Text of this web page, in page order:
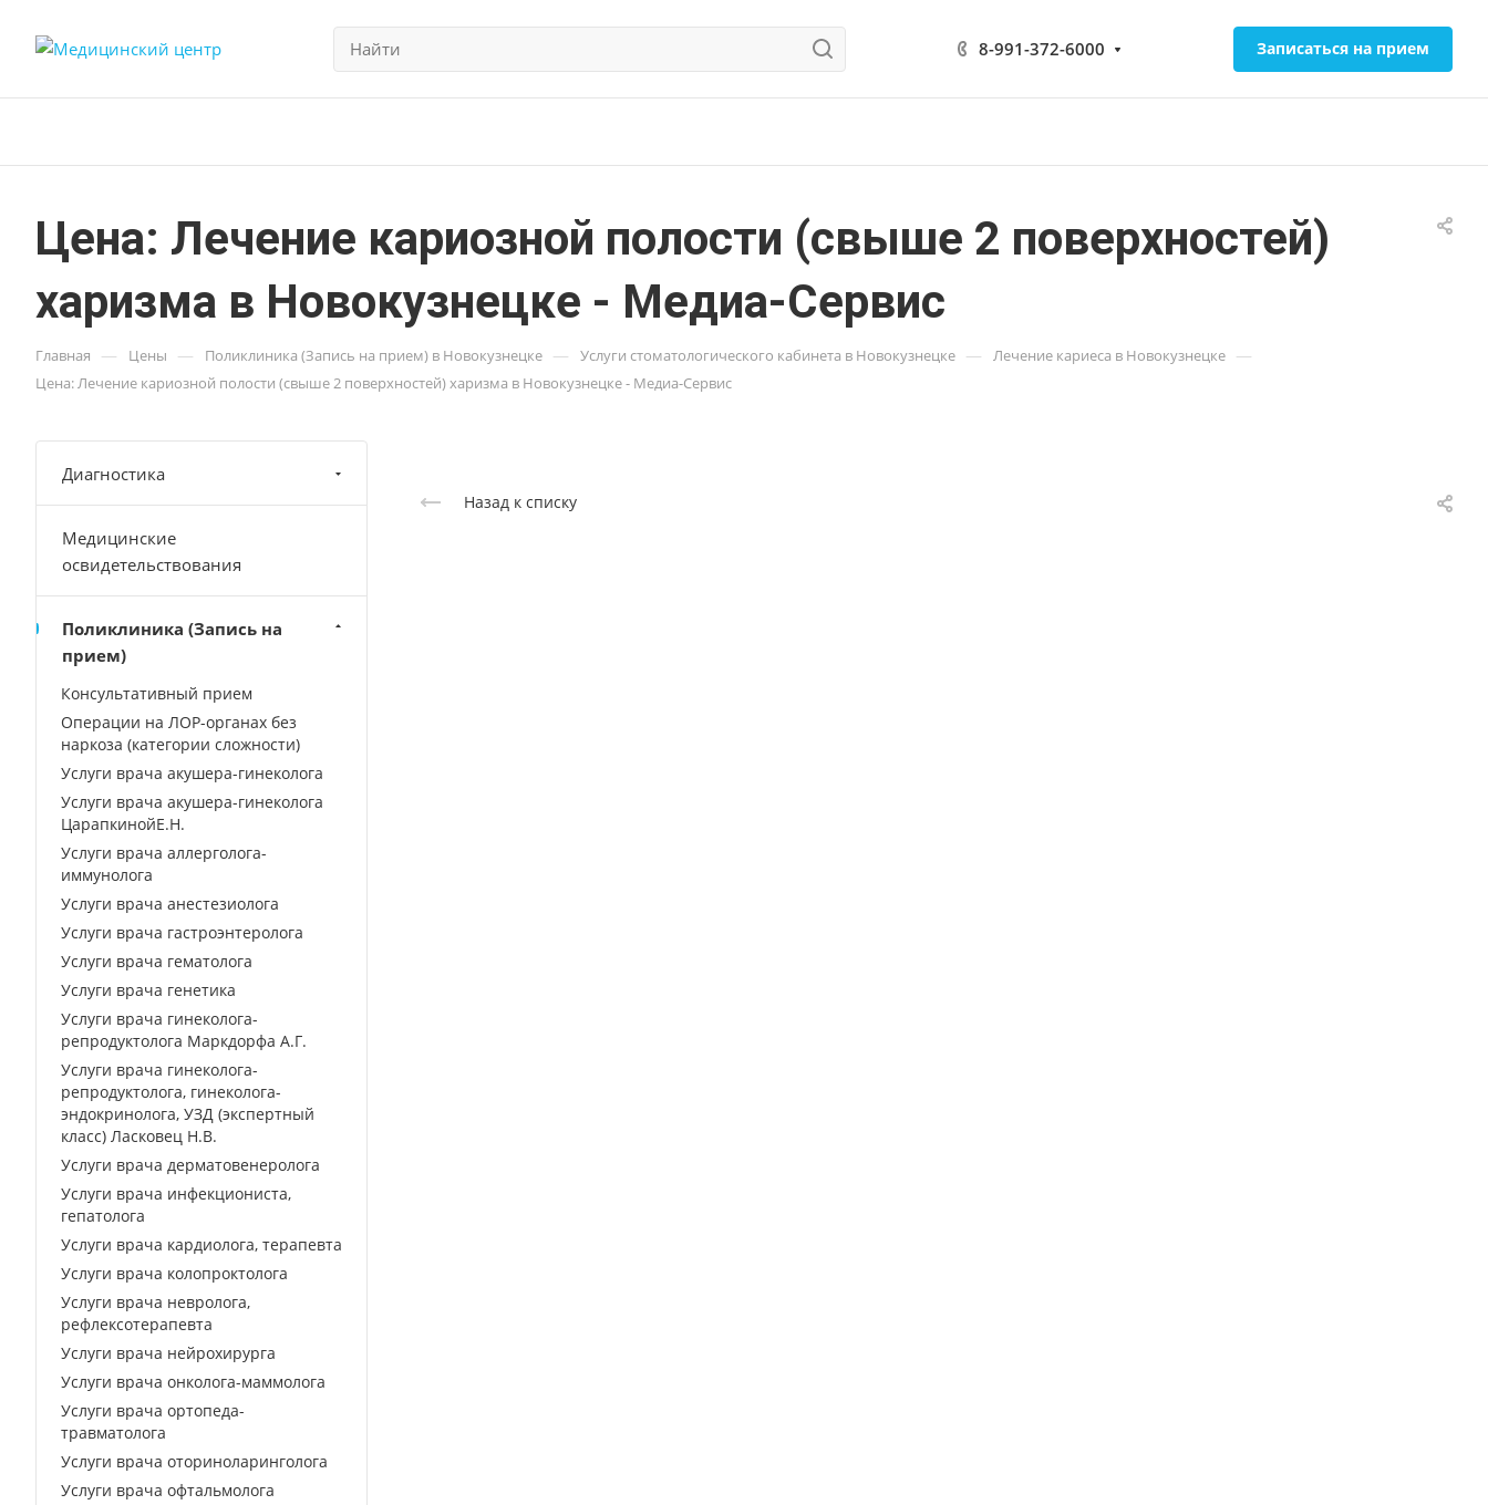
8-991-372-6000 Записаться на прием
Цена: Лечение кариозной полости (свыше 2 поверхностей)
харизма в Новокузнецке - Медиа-Сервис
Главная — Цены — Поликлиника (Запись на прием) в Новокузнецке — Услуги стоматологического кабинета в Новокузнецке — Лечение кариеса в Новокузнецке —
Цена: Лечение кариозной полости (свыше 2 поверхностей) харизма в Новокузнецке - Медиа-Сервис
Назад к списку
Диагностика
Медицинские
освидетельствования
Поликлиника (Запись на
прием)
Консультативный прием
Операции на ЛОР-органах без
наркоза (категории сложности)
Услуги врача акушера-гинеколога
Услуги врача акушера-гинеколога
ЦарапкинойЕ.Н.
Услуги врача аллерголога-
иммунолога
Услуги врача анестезиолога
Услуги врача гастроэнтеролога
Услуги врача гематолога
Услуги врача генетика
Услуги врача гинеколога-
репродуктолога Маркдорфа А.Г.
Услуги врача гинеколога-
репродуктолога, гинеколога-
эндокринолога, УЗД (экспертный
класс) Ласковец Н.В.
Услуги врача дерматовенеролога
Услуги врача инфекциониста,
гепатолога
Услуги врача кардиолога, терапевта
Услуги врача колопроктолога
Услуги врача невролога,
рефлексотерапевта
Услуги врача нейрохирурга
Услуги врача онколога-маммолога
Услуги врача ортопеда-
травматолога
Услуги врача оториноларинголога
Услуги врача офтальмолога